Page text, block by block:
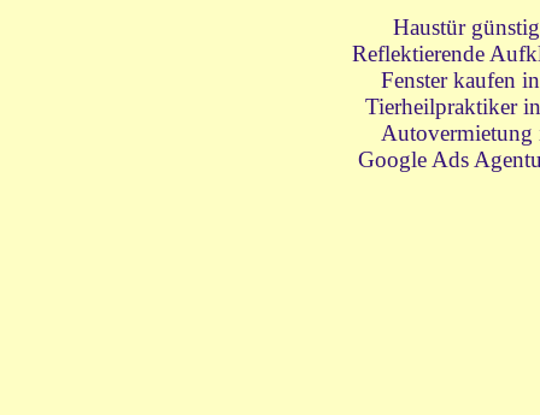
Haustür
Reflektierende
Fenster kaufen
Tierheilpraktiker
Autovermietung
Google Ads